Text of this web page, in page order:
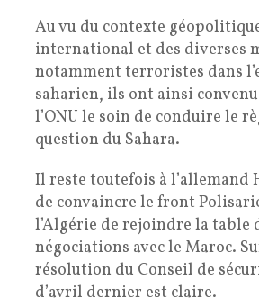
Au vu du contexte
international et des diverses
notamment terroristes dans
saharien, ils ont ainsi
l’ONU le soin de conduire le
question du Sahara.
Il reste toutefois à l’allemand
de convaincre le front
l’Algérie de rejoindre la table
négociations avec le Maroc.
résolution du Conseil de
d’avril dernier est claire.